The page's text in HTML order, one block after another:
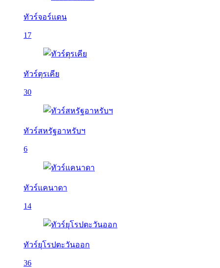
ทัวร์จอร์แดน
17
ทัวร์ตุรเคีย
30
ทัวร์สหรัฐอาหรับฯ
6
ทัวร์แคนาดา
14
ทัวร์ยุโรปตะวันออก
36